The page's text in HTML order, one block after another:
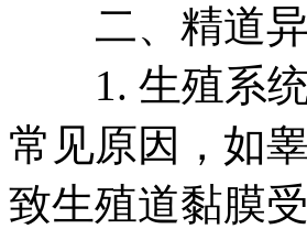
二、精道异
1. 生殖系统
常见原因，如
致生殖道黏膜